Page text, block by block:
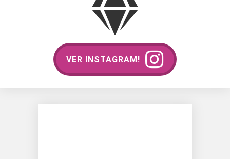
VER INSTAGRAM!